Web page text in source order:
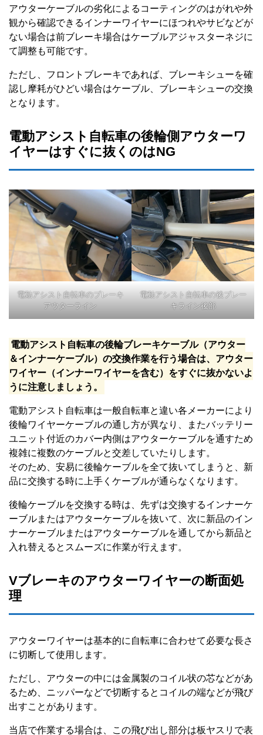
アウターケーブルの劣化によるコーティングのはがれや外
観から確認できるインナーワイヤーにほつれやサビなどが
ない場合は前ブレーキ場合はケーブルアジャスターネジに
て調整も可能です。
ただし、フロントブレーキであれば、ブレーキシューを確
認し摩耗がひどい場合はケーブル、ブレーキシューの交換
となります。
電動アシスト自転車の後輪側アウターワ
イヤーはすぐに抜くのはNG
電動アシスト自転車のブレーキ
アウターライン
電動アシスト自転車の後ブレー
キライン後部
電動アシスト自転車の後輪ブレーキケーブル（アウター
＆インナーケーブル）の交換作業を行う場合は、アウター
ワイヤー（インナーワイヤーを含む）をすぐに抜かないよ
うに注意しましょう。
電動アシスト自転車は一般自転車と違い各メーカーにより
後輪ワイヤーケーブルの通し方が異なり、またバッテリー
ユニット付近のカバー内側はアウターケーブルを通すため
複雑に複数のケーブルと交差していたりします。
そのため、安易に後輪ケーブルを全て抜いてしまうと、新
品に交換する時に上手くケーブルが通らなくなります。
後輪ケーブルを交換する時は、先ずは交換するインナーケ
ーブルまたはアウターケーブルを抜いて、次に新品のイン
ナーケーブルまたはアウターケーブルを通してから新品と
入れ替えるとスムーズに作業が行えます。
Vブレーキのアウターワイヤーの断面処
理
アウターワイヤーは基本的に自転車に合わせて必要な長さ
に切断して使用します。
ただし、アウターの中には金属製のコイル状の芯などがあ
るため、ニッパーなどで切断するとコイルの端などが飛び
出すことがあります。
当店で作業する場合は、この飛び出し部分は板ヤスリで表